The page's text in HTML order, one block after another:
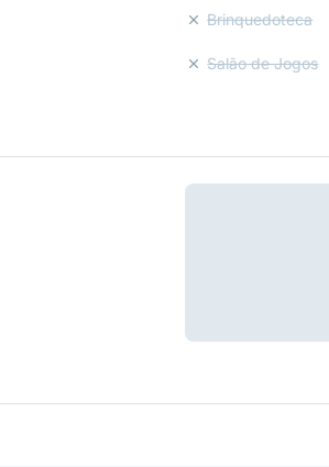
Brinquedoteca
Salão de Jogos